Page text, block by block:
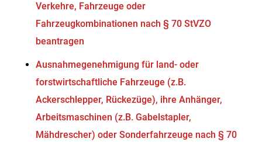
Verkehre, Fahrzeuge oder
Fahrzeugkombinationen nach § 70 StVZO
beantragen
Ausnahmegenehmigung für land- oder
forstwirtschaftliche Fahrzeuge (z.B.
Ackerschlepper, Rückezüge), ihre Anhänger,
Arbeitsmaschinen (z.B. Gabelstapler,
Mähdrescher) oder Sonderfahrzeuge nach § 70